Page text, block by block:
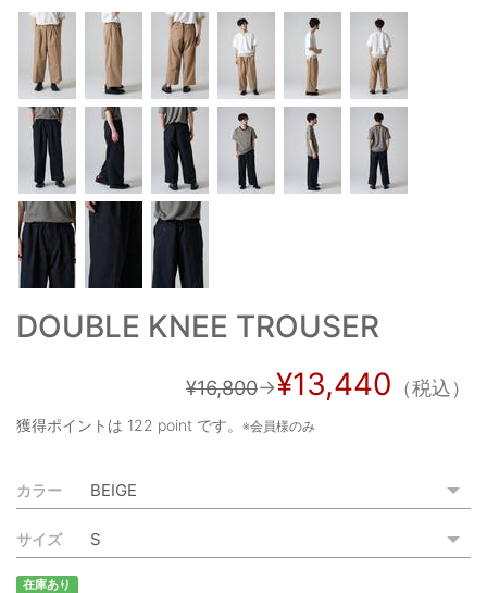
TOPS : トップス
OUTERS : アウター
OUTLET : アウトレット
MENS : メンズ
LADIES : レディース
新規会員登録
特定商取引法に基づく表記
お問い合わせ
DOUBLE KNEE TROUSER
¥16,800→¥13,440 （税込）
獲得ポイントは 122 point です。 ※会員様のみ
カラー
サイズ
在庫あり